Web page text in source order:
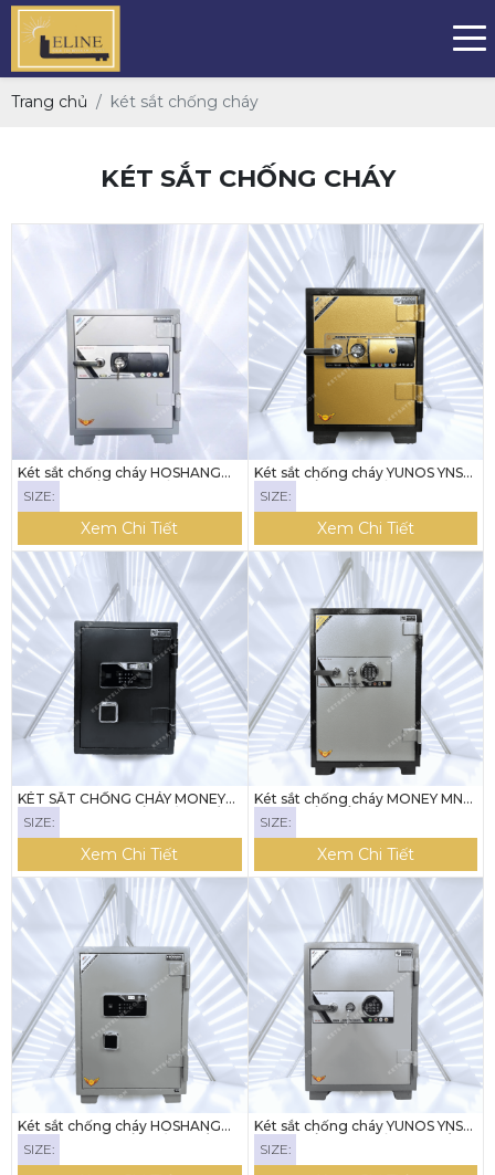
Trang chủ két sắt chống cháy
KÉT SẮT CHỐNG CHÁY
Két sắt chống cháy HOSHANG
SIZE:
Xem Chi Tiết
Két sắt chống cháy YUNOS YNS-
SIZE:
Xem Chi Tiết
KÉT SẮT CHỐNG CHÁY MONEY
MNS-56NDKM (KHÓA CẢM BIẾN,
NHẬN DIỆN BẰNG KHUÔN MẶT,
KẾT NỐI ĐIỆN THOẠI)
SIZE:
Xem Chi Tiết
Két sắt chống cháy MONEY MNS-
87F ( KHÓA VÂN TAY)
SIZE:
Xem Chi Tiết
Két sắt chống cháy HOSHANG
NHẬN DIỆN BẰNG KHUÔN MẶT
,KẾT NỐI ĐT)
SIZE:
Két sắt chống cháy YUNOS YNS-
SIZE: